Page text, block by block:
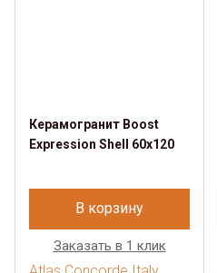
Керамогранит Boost
Expression Shell 60x120
В корзину
Заказать в 1 клик